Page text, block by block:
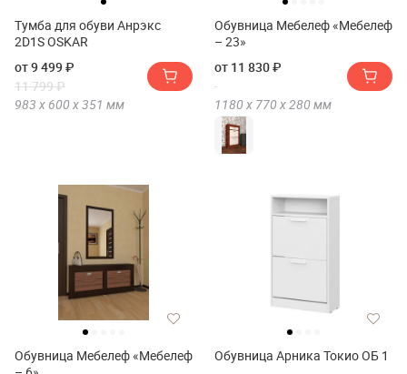
Тумба для обуви Анрэкс
2D1S OSKAR
от 9 499 ₽
11 799 ₽
983 х 600 х351 мм
Обувница Мебелеф «Мебелеф
– 23»
от 11 830 ₽
1180 х 770 х 280 мм
Обувница Мебелеф «Мебелеф
Обувница Арника Токио ОБ 1